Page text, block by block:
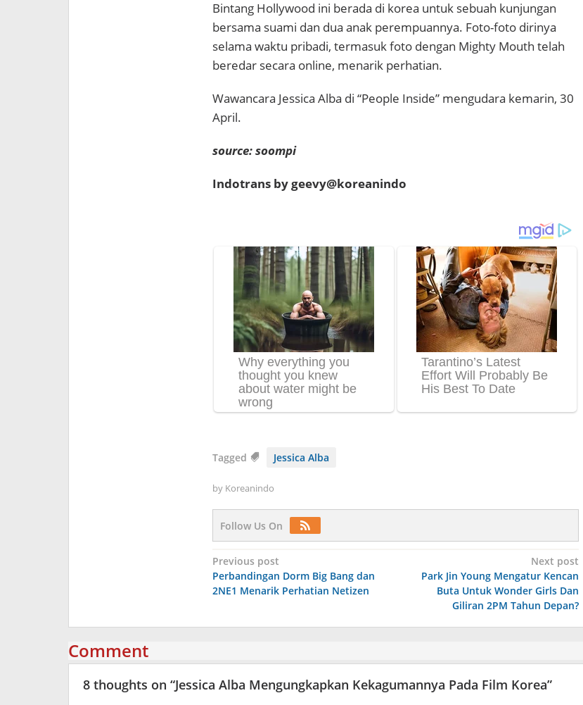
Bintang Hollywood ini berada di korea untuk sebuah kunjungan
bersama suami dan dua anak perempuannya. Foto-foto dirinya
selama waktu pribadi, termasuk foto dengan Mighty Mouth telah
beredar secara online, menarik perhatian.
Wawancara Jessica Alba di “People Inside” mengudara kemarin, 30
April.
source: soompi
Indotrans by geevy@koreanindo
Tagged Jessica Alba
by Koreanindo
Follow Us On
Post
navigation
Previous post
Perbandingan Dorm Big Bang dan
2NE1 Menarik Perhatian Netizen
Next post
Park Jin Young Mengatur Kencan
Buta Untuk Wonder Girls Dan
Giliran 2PM Tahun Depan?
Comment
8 thoughts on “Jessica Alba Mengungkapkan Kekagumannya Pada Film Korea”